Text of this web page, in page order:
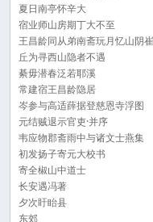
夏日南亭怀辛大
宿业师山房期丁大不至
王昌龄同从弟南斋玩月忆山阴
丘为寻西山隐者不遇
綦毋潜春泛若耶溪
常建宿王昌龄隐居
岑参与高适薛据登慈恩寺浮图
元结贼退示官吏·并序
韦应物郡斋雨中与诸文士燕集
初发扬子寄元大校书
寄全椒山中道士
长安遇冯著
夕次盱眙县
东郊